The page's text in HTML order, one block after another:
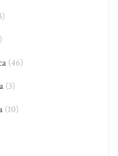
(46)
(3)
(10)